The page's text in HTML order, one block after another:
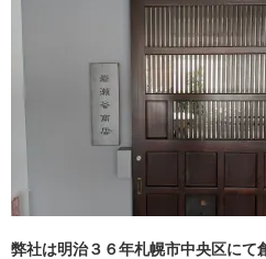
弊社は明治３６年札幌市中央区にて